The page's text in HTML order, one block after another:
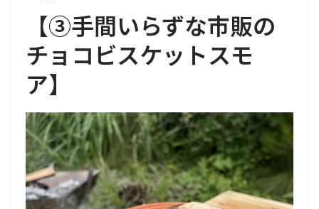
【③手間いらずな市販の
チョコビスケットスモ
ア】